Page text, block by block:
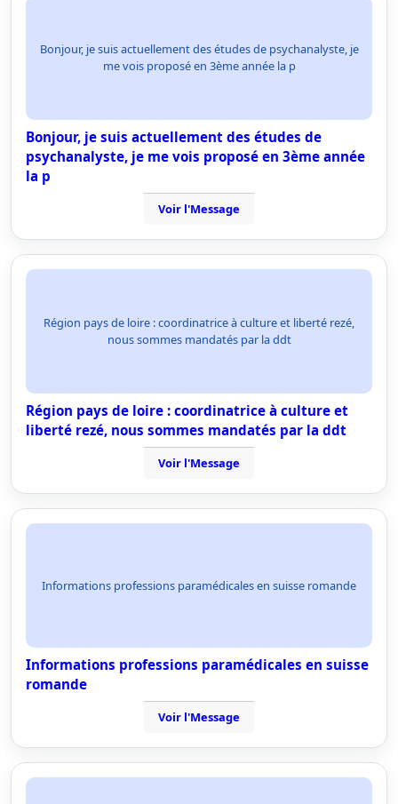
Bonjour, je suis actuellement des études de psychanalyste, je
me vois proposé en 3ème année la p
Bonjour, je suis actuellement des études de
psychanalyste, je me vois proposé en 3ème année
la p
Voir l'Message
Région pays de loire : coordinatrice à culture et liberté rezé,
nous sommes mandatés par la ddt
Région pays de loire : coordinatrice à culture et
liberté rezé, nous sommes mandatés par la ddt
Voir l'Message
Informations professions paramédicales en suisse romande
Informations professions paramédicales en suisse
romande
Voir l'Message